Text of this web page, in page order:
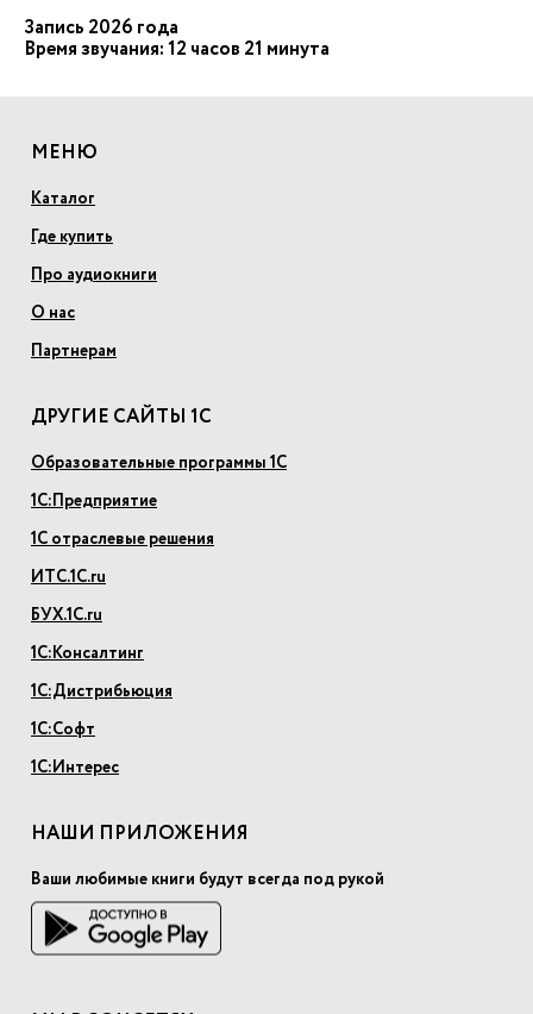
Запись 2026 года
Время звучания: 12 часов 21 минута
МЕНЮ
Каталог
Где купить
Про аудиокниги
О нас
Партнерам
ДРУГИЕ САЙТЫ 1С
Образовательные программы 1С
1С:Предприятие
1С отраслевые решения
ИТС.1С.ru
БУХ.1С.ru
1С:Консалтинг
1С:Дистрибьюция
1С:Софт
1С:Интерес
НАШИ ПРИЛОЖЕНИЯ
Ваши любимые книги будут всегда под рукой